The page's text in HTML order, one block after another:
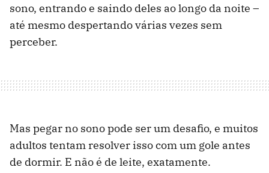
sono, entrando e saindo deles ao longo da noite –
até mesmo despertando várias vezes sem
perceber.
Mas pegar no sono pode ser um desafio, e muitos
adultos tentam resolver isso com um gole antes
de dormir. E não é de leite, exatamente.